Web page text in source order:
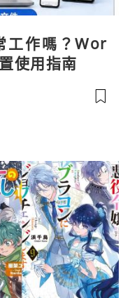
工作嗎？Wor
使用指南